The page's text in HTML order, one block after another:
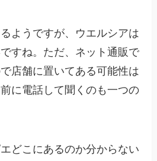
ようですが、ウエルシアは
すね。ただ、ネット通販で
店舗に置いてある可能性は
に電話して聞くのも一つの
どこにあるのか分からない